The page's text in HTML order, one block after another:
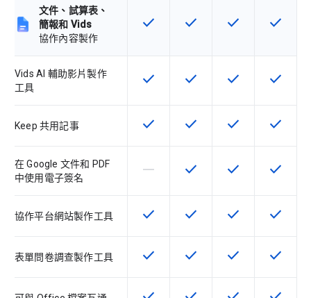
文件、試算表、
簡報和 Vids
協作內容製作
這項功能適用於該 SKU
check 這項功能適用於該 SKU
check 這項功能適用於
check 這項功
check
Vids AI 輔助影片製作
工具
這項功能適用於該 SKU
check 這項功能適用於該 SKU
check 這項功能適用於
check 這項功
check
Keep 共用記事 這項功能適用於該 SKU
check 這項功能適用於該 SKU
check 這項功能適用於
check 這項功
check
在 Google 文件和 PDF
中使用電子簽名
這個 SKU 不支援這項功能
horizontal_rule 這項功能適用於該 SKU
check 這項功能適用於
check 這項功
check
協作平台網站製作工具 這項功能適用於該 SKU
check 這項功能適用於該 SKU
check 這項功能適用於
check 這項功
check
表單問卷調查製作工具 這項功能適用於該 SKU
check 這項功能適用於該 SKU
check 這項功能適用於
check 這項功
check